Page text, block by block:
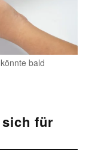
bald
sich für